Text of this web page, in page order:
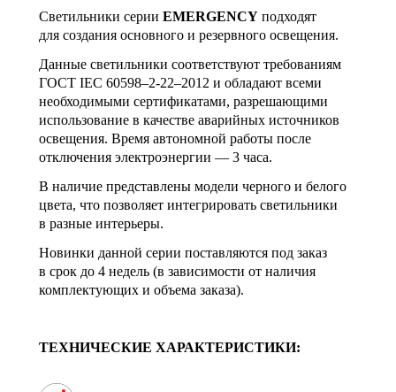
Светильники серии EMERGENCY подходят
для создания основного и резервного освещения.
Данные светильники соответствуют требованиям
ГОСТ IEC 60598–2-22–2012 и обладают всеми
необходимыми сертификатами, разрешающими
использование в качестве аварийных источников
освещения. Время автономной работы после
отключения электроэнергии — 3 часа.
В наличие представлены модели черного и белого
цвета, что позволяет интегрировать светильники
в разные интерьеры.
Новинки данной серии поставляются под заказ
в срок до 4 недель (в зависимости от наличия
комплектующих и объема заказа).
ТЕХНИЧЕСКИЕ ХАРАКТЕРИСТИКИ: